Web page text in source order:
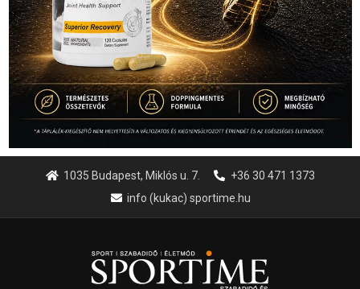
1035 Budapest, Miklós u. 7.
+36 30 471 1373
info (kukac) sportime.hu